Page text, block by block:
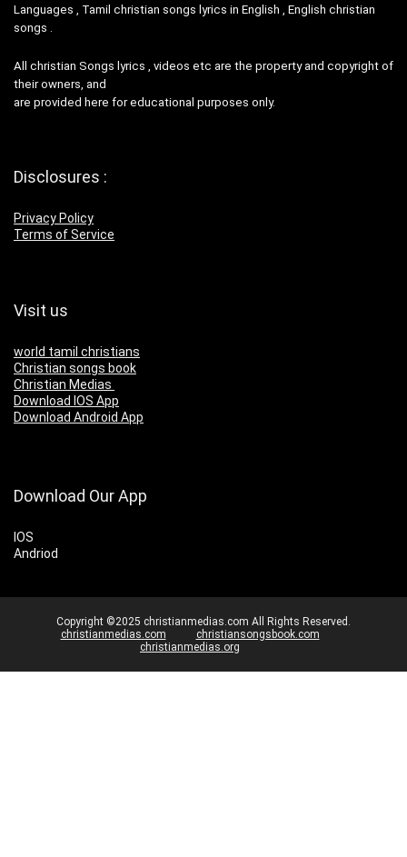
Languages , Tamil christian songs lyrics in English , English christian
songs .
All christian Songs lyrics , videos etc are the property and copyright of
their owners, and
are provided here for educational purposes only.
Disclosures :
Privacy Policy
Terms of Service
Visit us
world tamil christians
Christian songs book
Christian Medias
Download IOS App
Download Android App
Download Our App
IOS
Andriod
Copyright ©2025 christianmedias.com All Rights Reserved.
christianmedias.com
christiansongsbook.com
christianmedias.org